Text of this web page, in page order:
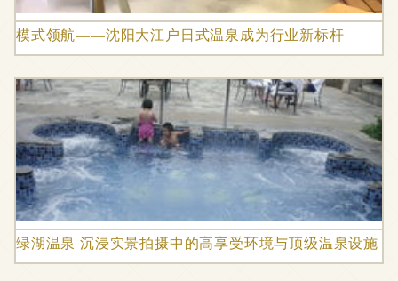
模式领航——沈阳大江户日式温泉成为行业新标杆
绿湖温泉 沉浸实景拍摄中的高享受环境与顶级温泉设施